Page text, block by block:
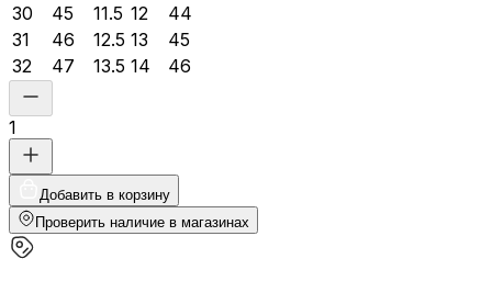
30
45 11.5 12
44
31
46 12.5 13
45
32
47 13.5 14 46
1
Добавить в корзину
Проверить наличие в магазинах